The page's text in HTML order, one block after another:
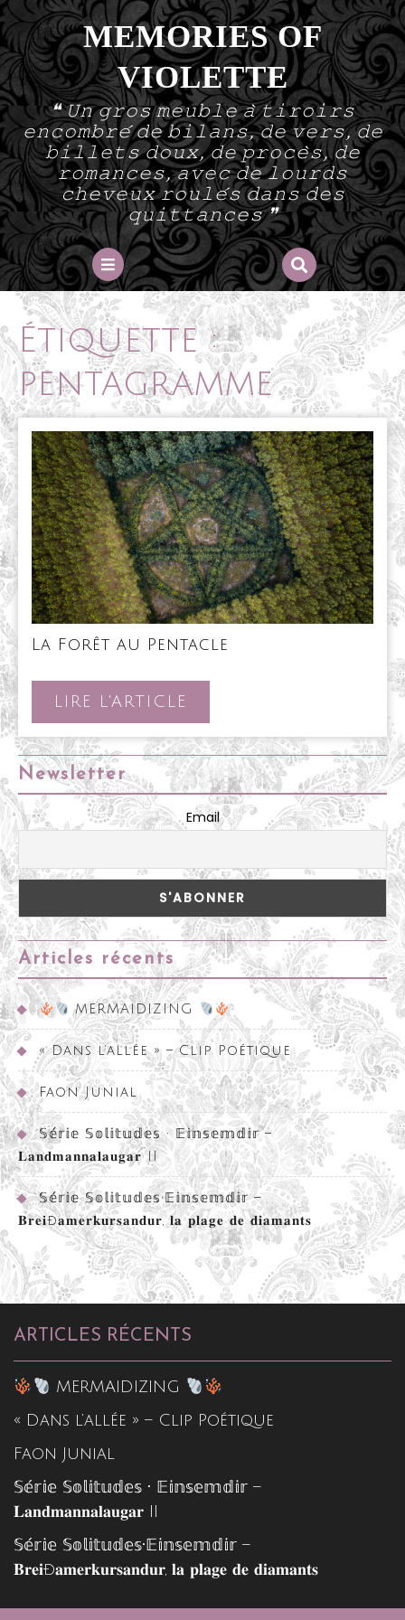
Skip
to
content
MEMORIES OF
VIOLETTE
❝ 𝚄𝚗 𝚐𝚛𝚘𝚜 𝚖𝚎𝚞𝚋𝚕𝚎 𝚊̀ 𝚝𝚒𝚛𝚘𝚒𝚛𝚜
𝚎𝚗𝚌𝚘𝚖𝚋𝚛𝚎́ 𝚍𝚎 𝚋𝚒𝚕𝚊𝚗𝚜, 𝚍𝚎 𝚟𝚎𝚛𝚜, 𝚍𝚎
𝚋𝚒𝚕𝚕𝚎𝚝𝚜 𝚍𝚘𝚞𝚡, 𝚍𝚎 𝚙𝚛𝚘𝚌𝚎̀𝚜, 𝚍𝚎
𝚛𝚘𝚖𝚊𝚗𝚌𝚎𝚜, 𝚊𝚟𝚎𝚌 𝚍𝚎 𝚕𝚘𝚞𝚛𝚍𝚜
𝚌𝚑𝚎𝚟𝚎𝚞𝚡 𝚛𝚘𝚞𝚕𝚎́𝚜 𝚍𝚊𝚗𝚜 𝚍𝚎𝚜
𝚚𝚞𝚒𝚝𝚝𝚊𝚗𝚌𝚎𝚜 ❞
Open
Button
Étiquette :
pentagramme
La Forêt au Pentacle
LIRE L'ARTICLE
L'ARTICLE
Newsletter
Email
Articles récents
MERMAIDIZING
« Dans l’allée » – Clip Poétique
Faon Junial
𝕊𝕖́𝕣𝕚𝕖 𝕊𝕠𝕝𝕚𝕥𝕦𝕕𝕖𝕤 • 𝔼𝕚𝕟𝕤𝕖𝕞𝕕𝕚𝕣 –
𝐋𝐚𝐧𝐝𝐦𝐚𝐧𝐧𝐚𝐥𝐚𝐮𝐠𝐚𝐫 II
𝕊𝕖́𝕣𝕚𝕖 𝕊𝕠𝕝𝕚𝕥𝕦𝕕𝕖𝕤•𝔼𝕚𝕟𝕤𝕖𝕞𝕕𝕚𝕣 –
𝐁𝐫𝐞𝐢ð𝐚𝐦𝐞𝐫𝐤𝐮𝐫𝐬𝐚𝐧𝐝𝐮𝐫, 𝐥𝐚 𝐩𝐥𝐚𝐠𝐞 𝐝𝐞 𝐝𝐢𝐚𝐦𝐚𝐧𝐭𝐬
ARTICLES RÉCENTS
MERMAIDIZING
« Dans l’allée » – Clip Poétique
Faon Junial
𝕊𝕖́𝕣𝕚𝕖 𝕊𝕠𝕝𝕚𝕥𝕦𝕕𝕖𝕤 • 𝔼𝕚𝕟𝕤𝕖𝕞𝕕𝕚𝕣 –
𝐋𝐚𝐧𝐝𝐦𝐚𝐧𝐧𝐚𝐥𝐚𝐮𝐠𝐚𝐫 II
𝕊𝕖́𝕣𝕚𝕖 𝕊𝕠𝕝𝕚𝕥𝕦𝕕𝕖𝕤•𝔼𝕚𝕟𝕤𝕖𝕞𝕕𝕚𝕣 –
𝐁𝐫𝐞𝐢ð𝐚𝐦𝐞𝐫𝐤𝐮𝐫𝐬𝐚𝐧𝐝𝐮𝐫, 𝐥𝐚 𝐩𝐥𝐚𝐠𝐞 𝐝𝐞 𝐝𝐢𝐚𝐦𝐚𝐧𝐭𝐬